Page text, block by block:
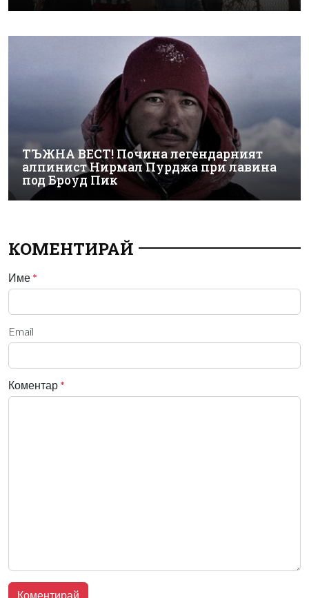
ТЪЖНА ВЕСТ! Почина легендарният
алпинист Нирмал Пурджа при лавина
под Броуд Пик
КОМЕНТИРАЙ
Име *
Email
Коментар *